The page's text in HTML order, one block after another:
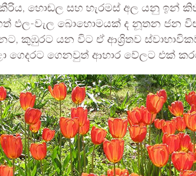
හොඬල සහ හැරමස්‌ අල යනු ඉන්
ඵල-වැල බොහොමයක් ද නූතන ජන
කුඹුරට යන විට ඒ ආශ්‍රිතව ස්වාභාවිකව
ගෙදරට ගෙනවුත් ආහාර වේලට එක්